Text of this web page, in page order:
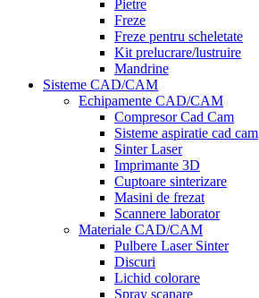
Pietre
Freze
Freze pentru scheletate
Kit prelucrare/lustruire
Mandrine
Sisteme CAD/CAM
Echipamente CAD/CAM
Compresor Cad Cam
Sisteme aspiratie cad cam
Sinter Laser
Imprimante 3D
Cuptoare sinterizare
Masini de frezat
Scannere laborator
Materiale CAD/CAM
Pulbere Laser Sinter
Discuri
Lichid colorare
Spray scanare